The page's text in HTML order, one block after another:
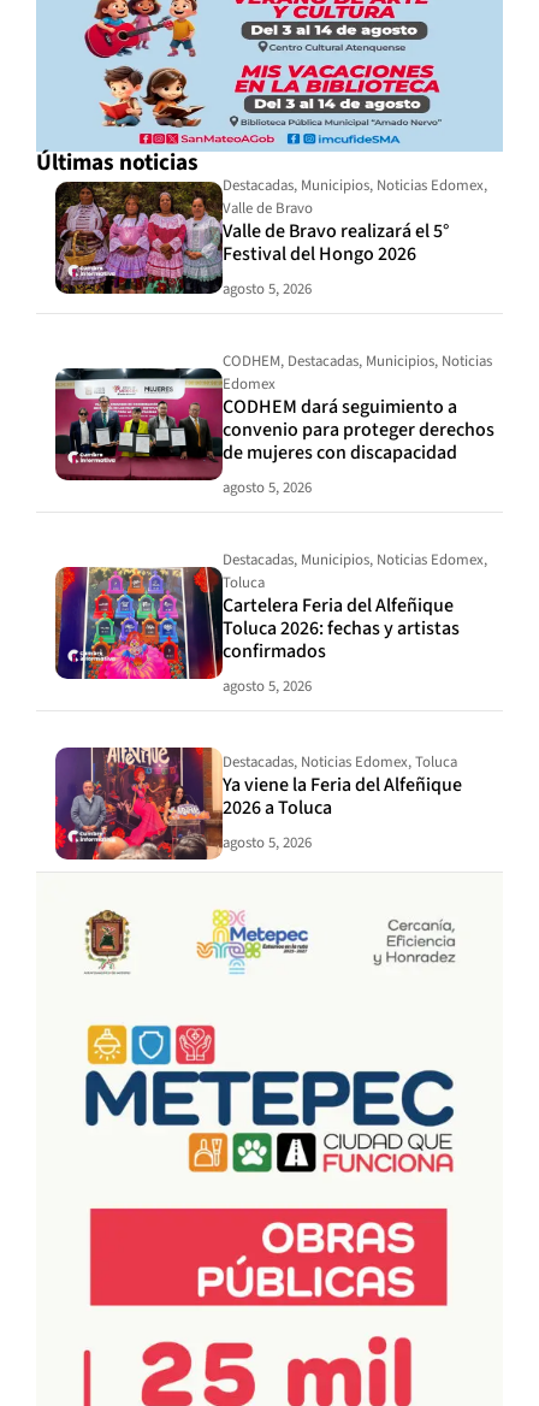
Últimas noticias
Destacadas, Municipios, Noticias Edomex,
Valle de Bravo
Valle de Bravo realizará el 5°
Festival del Hongo 2026
agosto 5, 2026
CODHEM, Destacadas, Municipios, Noticias
Edomex
CODHEM dará seguimiento a
convenio para proteger derechos
de mujeres con discapacidad
agosto 5, 2026
Destacadas, Municipios, Noticias Edomex,
Toluca
Cartelera Feria del Alfeñique
Toluca 2026: fechas y artistas
confirmados
agosto 5, 2026
Destacadas, Noticias Edomex,Toluca
Ya viene la Feria del Alfeñique
2026 a Toluca
agosto 5, 2026